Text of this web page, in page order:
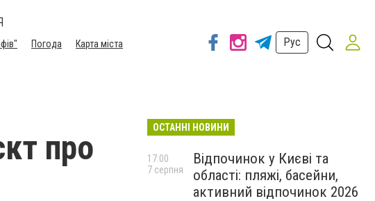
Погода
Карта міста
Рус
про
ОСТАННІ НОВИНИ
Відпочинок у Києві та
області: пляжі, басейни,
активний відпочинок 2026
17:00
7 серпня